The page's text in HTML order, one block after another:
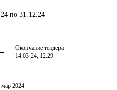
по 31.12.24
Окончание тендера
14.03.24, 12:29
мар 2024